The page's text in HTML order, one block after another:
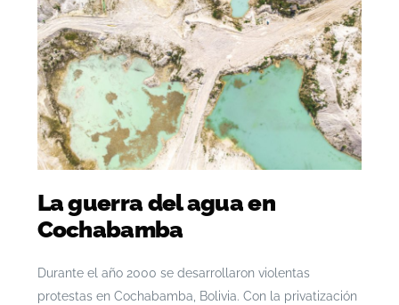
La guerra del agua en
Cochabamba
Durante el año 2000 se desarrollaron violentas
protestas en Cochabamba, Bolivia. Con la privatización